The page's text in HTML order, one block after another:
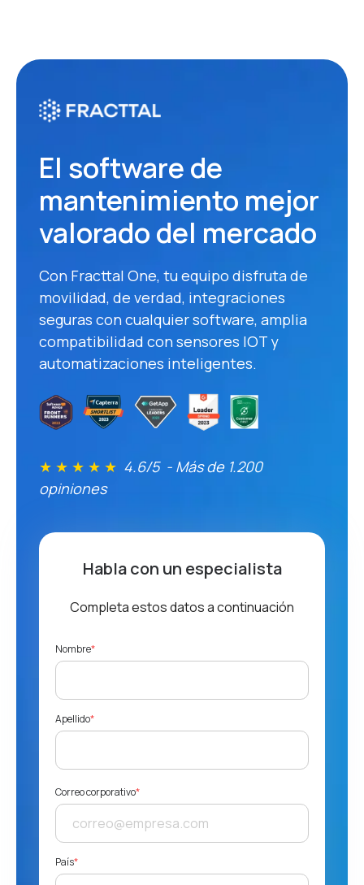
El software de
mantenimiento mejor
valorado del mercado
Con Fracttal One, tu equipo disfruta de
movilidad, de verdad, integraciones
seguras con cualquier software, amplia
compatibilidad con sensores IOT y
automatizaciones inteligentes.
★ ★ ★ ★ ★ 4.6/5 - Más de 1.200
opiniones
Habla con un especialista
Completa estos datos a continuación
Nombre*
Apellido*
Correo corporativo*
País*